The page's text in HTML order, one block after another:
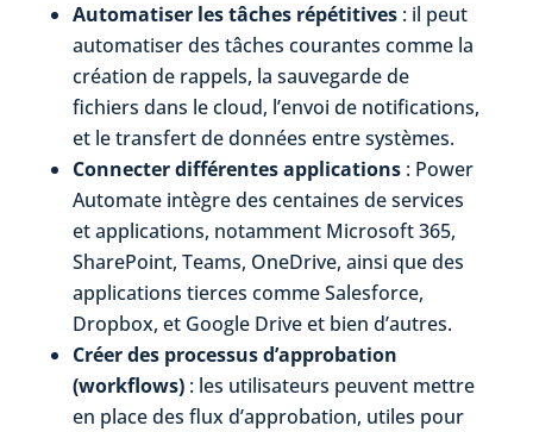
Automatiser les tâches répétitives: il peut
automatiser des tâches courantes comme la
création de rappels, la sauvegarde de
fichiers dans le cloud, l’envoi de notifications,
et le transfert de données entre systèmes.
Connecter différentes applications: Power
Automate intègre des centaines de services
et applications, notamment Microsoft 365,
SharePoint, Teams, OneDrive, ainsi que des
applications tierces comme Salesforce,
Dropbox, et Google Drive et bien d’autres.
Créer des processus d’approbation
(workflows): les utilisateurs peuvent mettre
en place des flux d’approbation, utiles pour